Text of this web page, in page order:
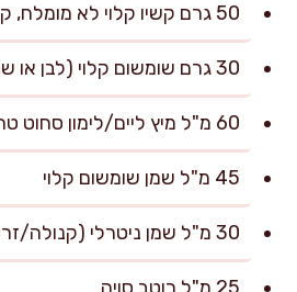
50 גרם קשיו קלוי לא מומלח, קצוץ גס
30 גרם שומשום קלוי (לבן או שחור)
60 מ"ל מיץ ליים/לימון סחוט טרי
45 מ"ל שמן שומשום קלוי
30 מ"ל שמן ניטרלי (קנולה/זרעי ענבים)